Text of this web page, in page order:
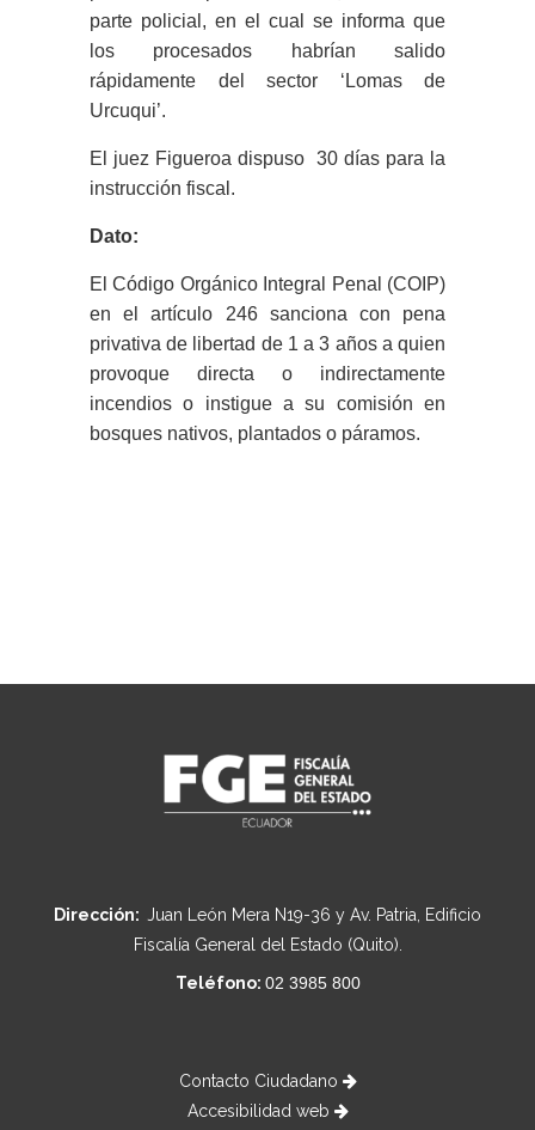
parte policial, en el cual se informa que
los procesados habrían salido
rápidamente del sector ‘Lomas de
Urcuqui’.
El juez Figueroa dispuso 30 días para la
instrucción fiscal.
Dato:
El Código Orgánico Integral Penal (COIP)
en el artículo 246 sanciona con pena
privativa de libertad de 1 a 3 años a quien
provoque directa o indirectamente
incendios o instigue a su comisión en
bosques nativos, plantados o páramos.
Dirección: Juan León Mera N19-36 y Av. Patria, Edificio
Fiscalía General del Estado (Quito).
Teléfono: 02 3985 800
Contacto Ciudadano
Accesibilidad web